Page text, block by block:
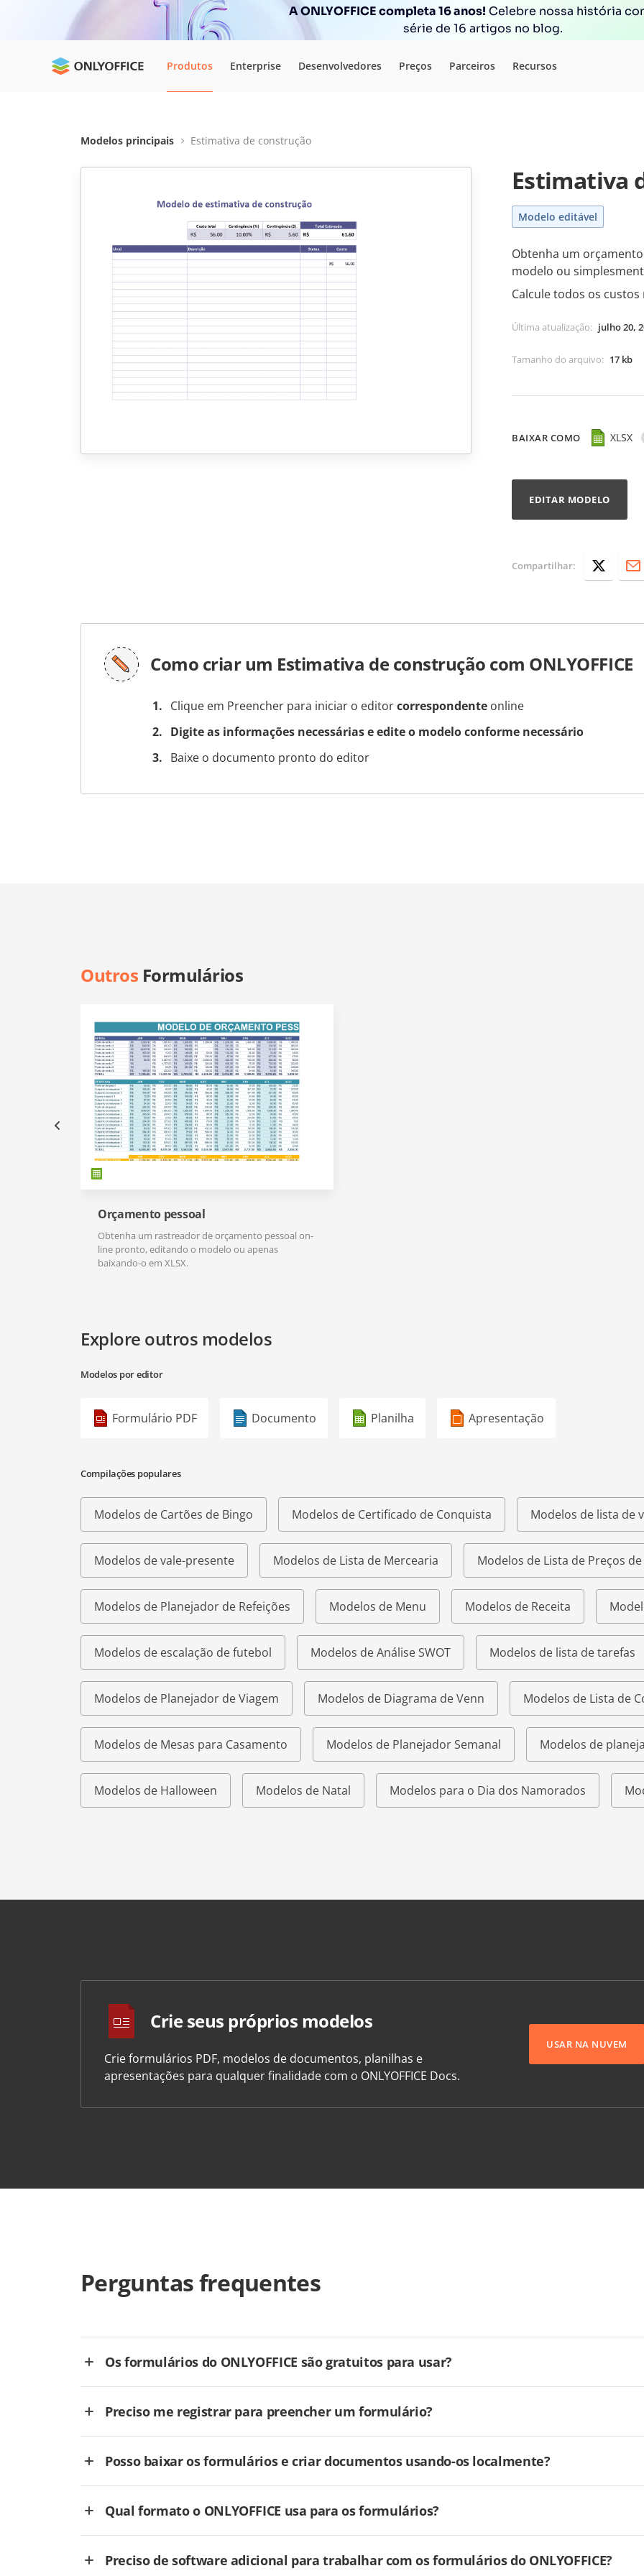
A ONLYOFFICE completa 16 anos! Celebre nossa história
série de 16 artigos no blog.
Produtos Enterprise Desenvolvedores Preços Parceiros Recursos
Modelos principais Estimativa de construção
Estimativa
Modelo editável
Obtenha um
modelo ou
Calcule todos os
Última atualização: julho 20,
Tamanho do arquivo: 17 kb
BAIXAR COMO XLSX
EDITAR MODELO
Compartilhar:
Como criar um Estimativa de construção com ONLYOFFICE
Clique em Preencher para iniciar o editorcorrespondente online
Digite as informações necessárias e edite o modelo conforme necessário
Baixe o documento pronto do editor
Outros Formulários
Orçamento pessoal
Obtenha um rastreador de orçamento pessoal on-
line pronto, editando o modelo ou apenas
baixando-o em XLSX.
Explore outros modelos
Modelos por editor
Formulário PDF Documento Planilha Apresentação
Compilações populares
Modelos de Cartões de Bingo Modelos de Certificado de Conquista Modelos de lista de
Modelos de vale-presente Modelos de Lista de Mercearia Modelos de Lista de Preços
Modelos de Planejador de Refeições Modelos de Menu Modelos de Receita
Modelos de escalação de futebol Modelos de Análise SWOT Modelos de lista de tarefas
Modelos de Planejador de Viagem Modelos de Diagrama de Venn Modelos de Lista de
Modelos de Mesas para Casamento Modelos de Planejador Semanal Modelos de
Modelos de Halloween Modelos de Natal Modelos para o Dia dos Namorados
Crie seus próprios modelos
Crie formulários PDF, modelos de documentos, planilhas e
apresentações para qualquer finalidade com o ONLYOFFICE Docs.
USAR NA NUVEM
Perguntas frequentes
Os formulários do ONLYOFFICE são gratuitos para usar?
Preciso me registrar para preencher um formulário?
Posso baixar os formulários e criar documentos usando-os localmente?
Qual formato o ONLYOFFICE usa para os formulários?
Preciso de software adicional para trabalhar com os formulários do ONLYOFFICE?